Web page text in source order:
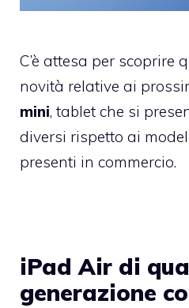
C’è attesa per scoprire
novità relative ai
mini, tablet che si
diversi rispetto ai
presenti in commercio.
iPad Air di
generazione